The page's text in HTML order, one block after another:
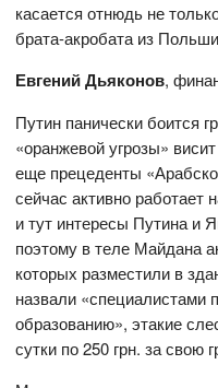
касается отнюдь не
брата-акробата из
Евгений Дьяконов,
Путин панически боится
«оранжевой угрозы»
еще прецеденты
сейчас активно работает
и тут интересы Путина и
поэтому в теле Майдана
которых разместили в
назвали «специалистами
образованию», этакие
сутки по 250 грн. за свою